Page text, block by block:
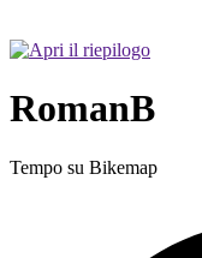
RomanB
Tempo su Bikemap